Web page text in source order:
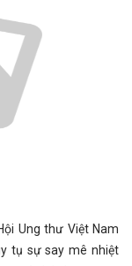
Ung thư Việt Nam
tụ sự say mê nhiệt